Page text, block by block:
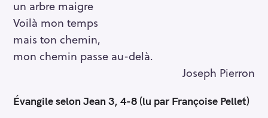
un arbre maigre
Voilà mon temps
mais ton chemin,
mon chemin passe au-delà.
Joseph Pierron
Évangile selon Jean 3, 4-8(lu par Françoise Pellet)